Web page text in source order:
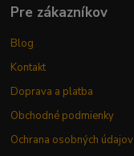
Pre zákazníkov
Blog
Kontakt
Doprava a platba
Obchodné podmienky
Ochrana osobných údajov